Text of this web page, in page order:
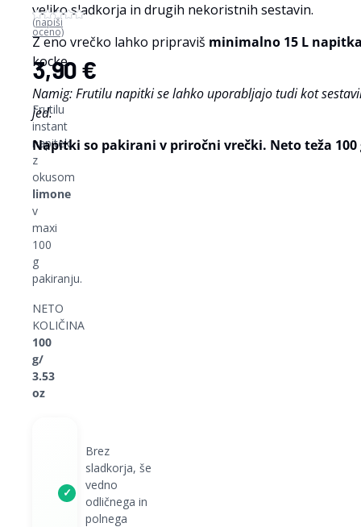
(napiši
oceno)
3,90€
Frutilu
instant
napitek
z
okusom
limone
v
maxi
100
g
pakiranju.
NETO
KOLIČINA
100
g/
3.53
oz
✓
Brez
sladkorja, še
vedno
odličnega in
polnega
veliko sladkorja in drugih nekoristnih sestavin.
Z eno vrečko lahko pripraviš minimalno 15 L napitka
kocke.
Namig: Frutilu napitki se lahko uporabljajo tudi kot
jed.
Napitki so pakirani v priročni vrečki. Neto teža 100